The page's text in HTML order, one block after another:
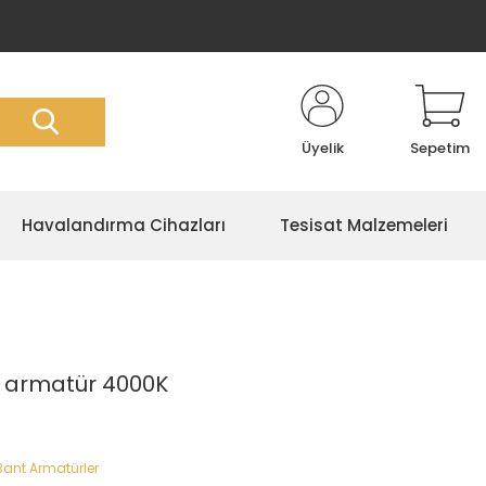
Üyelik Sepetim
Havalandırma Cihazları Tesisat Malzemeleri
armatür 4000K
Armatürler